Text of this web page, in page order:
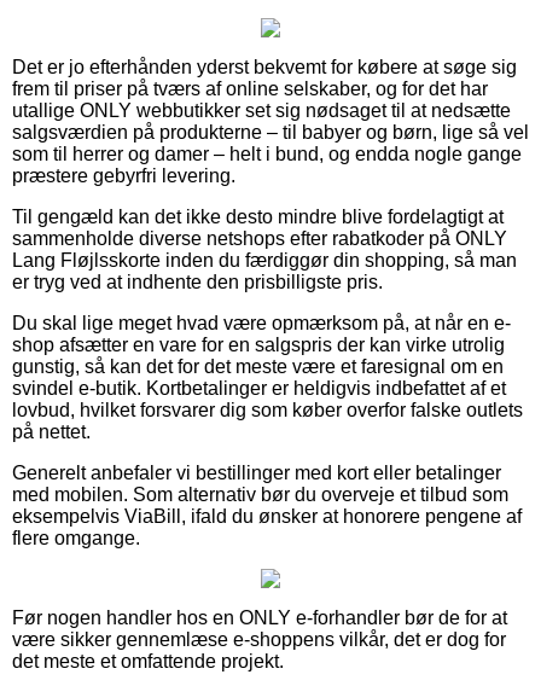
Det er jo efterhånden yderst bekvemt for købere at søge sig
frem til priser på tværs af online selskaber, og for det har
utallige ONLY webbutikker set sig nødsaget til at nedsætte
salgsværdien på produkterne – til babyer og børn, lige så vel
som til herrer og damer – helt i bund, og endda nogle gange
præstere gebyrfri levering.
Til gengæld kan det ikke desto mindre blive fordelagtigt at
sammenholde diverse netshops efter rabatkoder på ONLY
Lang Fløjlsskorte inden du færdiggør din shopping, så man
er tryg ved at indhente den prisbilligste pris.
Du skal lige meget hvad være opmærksom på, at når en e-
shop afsætter en vare for en salgspris der kan virke utrolig
gunstig, så kan det for det meste være et faresignal om en
svindel e-butik. Kortbetalinger er heldigvis indbefattet af et
lovbud, hvilket forsvarer dig som køber overfor falske outlets
på nettet.
Generelt anbefaler vi bestillinger med kort eller betalinger
med mobilen. Som alternativ bør du overveje et tilbud som
eksempelvis ViaBill, ifald du ønsker at honorere pengene af
flere omgange.
Før nogen handler hos en ONLY e-forhandler bør de for at
være sikker gennemlæse e-shoppens vilkår, det er dog for
det meste et omfattende projekt.